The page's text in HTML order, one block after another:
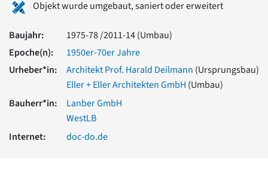
Romanik
Römische Antike
Über uns
Über baukunst-nrw
Fachbeirat
Freunde & Förderer
Kontakt
Impressum
Datenschutz
Objekt wurde umgebaut, saniert oder erweitert
Baujahr:
1975-78 /2011-14 (Umbau)
Epoche(n):
1950er-70er Jahre
Urheber*in:
Architekt Prof. Harald Deilmann (Ursprungsbau)
Eller + Eller Architekten GmbH (Umbau)
Bauherr*in:
Lanber GmbH
WestLB
Internet:
doc-do.de